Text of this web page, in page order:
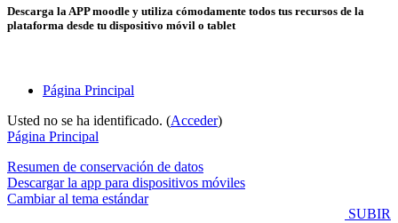
Descarga la APP moodle y utiliza cómodamente todos tus recursos de la
plataforma desde tu dispositivo móvil o tablet
Página Principal
Usted no se ha identificado. (Acceder)
Página Principal
Resumen de conservación de datos
Descargar la app para dispositivos móviles
Cambiar al tema estándar
SUBIR